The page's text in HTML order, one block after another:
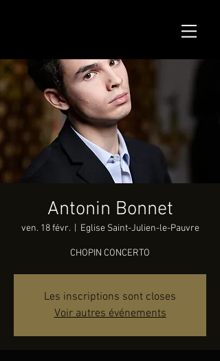
Antonin Bonnet
ven. 18 févr.
  |
Eglise Saint-Julien-le-Pauvre
CHOPIN CONCERTO
Les inscriptions sont closes
Voir autres événements